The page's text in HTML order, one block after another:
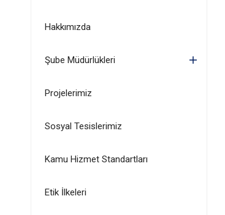
Hakkımızda
Şube Müdürlükleri
Projelerimiz
Sosyal Tesislerimiz
Kamu Hizmet Standartları
Etik İlkeleri